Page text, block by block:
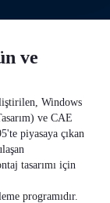
ve
Windows
ve CAE
piyasaya çıkan
tasarımı için
programıdır.